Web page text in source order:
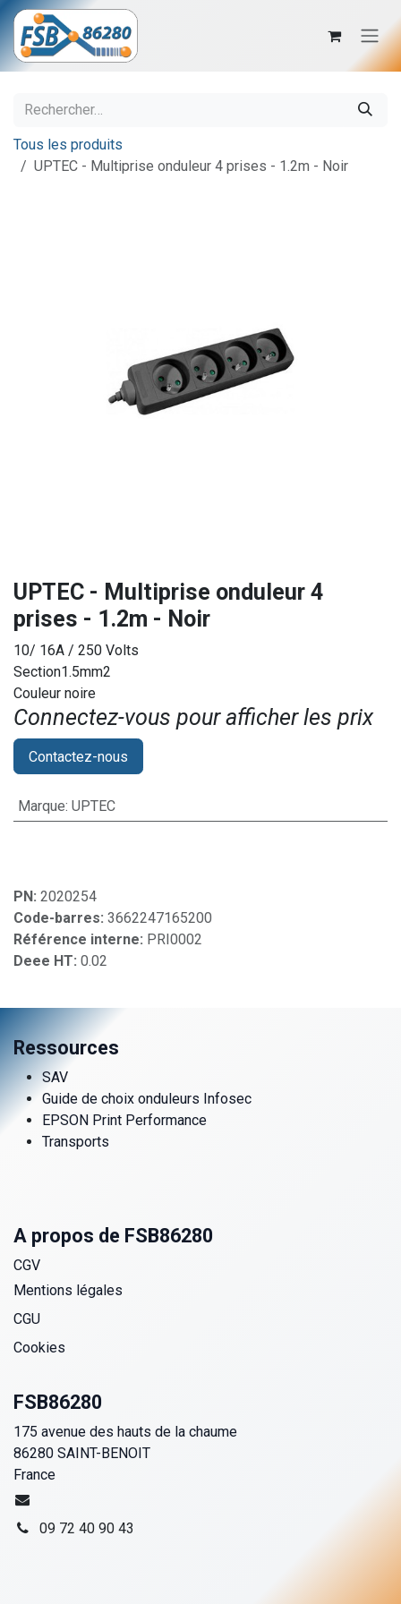
Se rendre au contenu
Tous les produits
UPTEC - Multiprise onduleur 4 prises - 1.2m - Noir
UPTEC - Multiprise onduleur 4
prises - 1.2m - Noir
10/ 16A / 250 Volts
Section1.5mm2
Couleur noire
Connectez-vous pour afficher les prix​
Contactez-nous
Marque: UPTEC
PN: 2020254
Code-barres: 3662247165200
Référence interne: PRI0002
Deee HT: 0.02
Ressources
SAV
Guide de choix onduleurs Infosec
EPSON Print Performance
Transports
A propos de FSB86280
CGV
Mentions légales
CGU
Cookies
FSB86280
175 avenue des hauts de la chaume
86280 SAINT-BENOIT
France
09 72 40 90 43